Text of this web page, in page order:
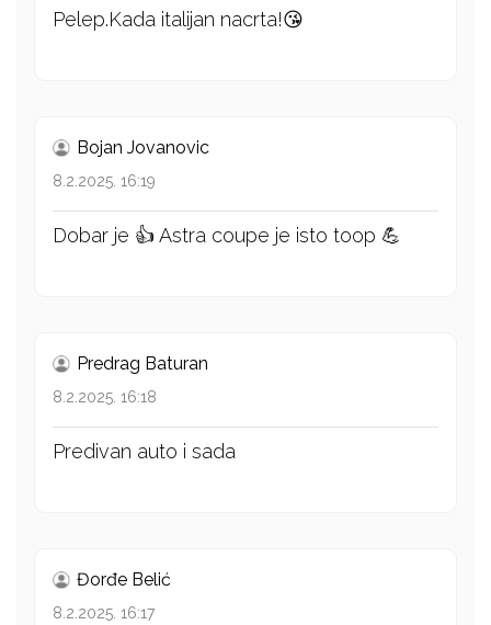
Pelep.Kada italijan nacrta!😘
Bojan Jovanovic
8.2.2025. 16:19
Dobar je 👍 Astra coupe je isto toop 💪
Predrag Baturan
8.2.2025. 16:18
Predivan auto i sada
Đorđe Belić
8.2.2025. 16:17